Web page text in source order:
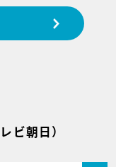
レビ朝日）